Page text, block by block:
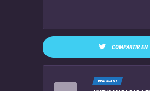
COMPARTIR EN
#VALORANT